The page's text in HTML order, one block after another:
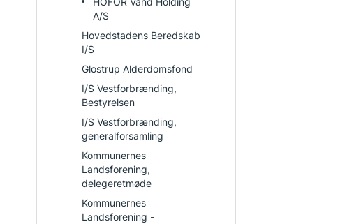
A/S
Hovedstadens Beredskab
I/S
Glostrup Alderdomsfond
I/S Vestforbrænding,
Bestyrelsen
I/S Vestforbrænding,
generalforsamling
Kommunernes
Landsforening,
delegeretmøde
Kommunernes
Landsforening -